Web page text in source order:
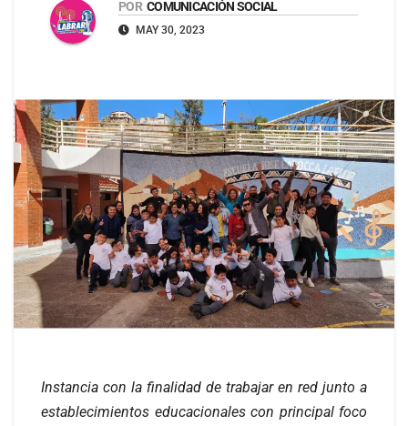
POR COMUNICACIÓN SOCIAL
MAY 30, 2023
Instancia con la finalidad de trabajar en red junto a
establecimientos educacionales con principal foco